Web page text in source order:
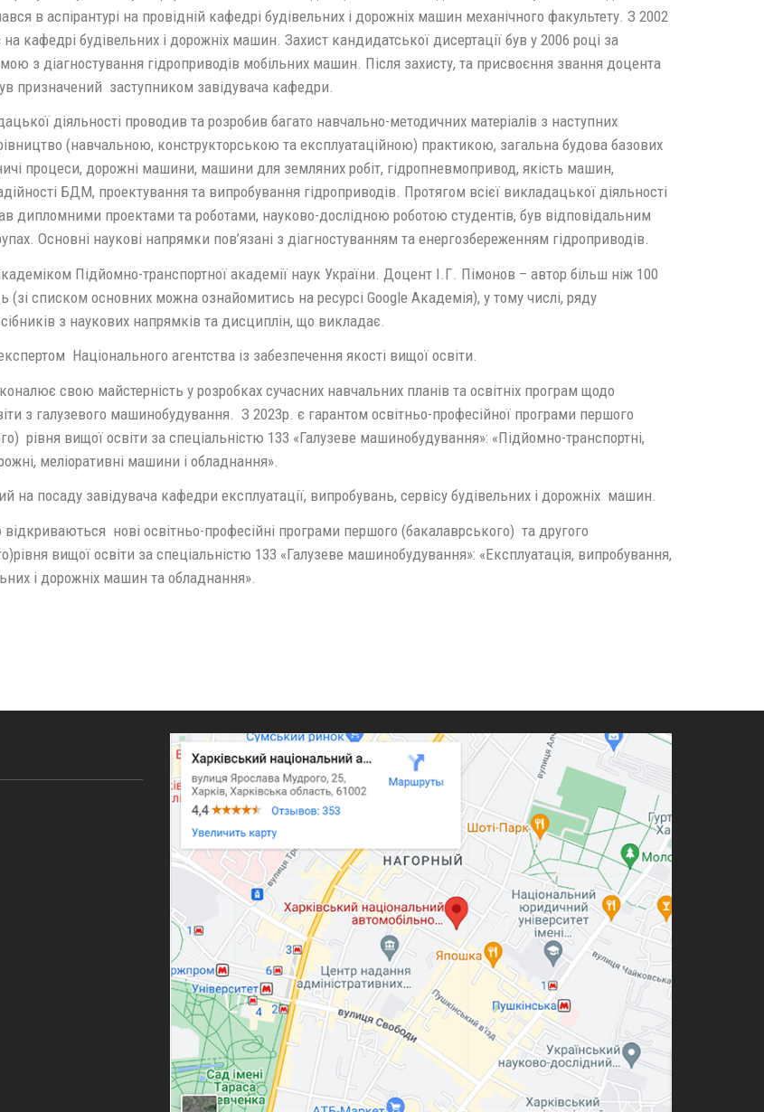
в аспірантурі на провідній кафедрі будівельних і дорожніх машин механічного факультету. З 2002
кафедрі будівельних і дорожніх машин. Захист кандидатської дисертації був у 2006 році за
з діагностування гідроприводів мобільних машин. Після захисту, та присвоєння звання доцента
призначений заступником завідувача кафедри.
діяльності проводив та розробив багато навчально-методичних матеріалів з наступних
(навчальною, конструкторською та експлуатаційною) практикою, загальна будова базових
процеси, дорожні машини, машини для земляних робіт, гідропневмопривод, якість машин,
БДМ, проектування та випробування гідроприводів. Протягом всієї викладацької діяльності
дипломними проектами та роботами, науково-дослідною роботою студентів, був відповідальним
Основні наукові напрямки пов’язані з діагностуванням та енергозбереженням гідроприводів.
Підйомно-транспортної академії наук України. Доцент І.Г. Пімонов – автор більш ніж 100
(зі списком основних можна ознайомитись на ресурсі Google Академія), у тому числі, ряду
з наукових напрямків та дисциплін, що викладає.
Національного агентства із забезпечення якості вищої освіти.
свою майстерність у розробках сучасних навчальних планів та освітніх програм щодо
з галузевого машинобудування. З 2023р. є гарантом освітньо-професійної програми першого
рівня вищої освіти за спеціальністю 133 «Галузеве машинобудування»: «Підйомно-транспортні,
меліоративні машини і обладнання».
на посаду завідувача кафедри експлуатації, випробувань, сервісу будівельних і дорожніх машин.
відкриваються нові освітньо-професійні програми першого (бакалаврського) та другого
вищої освіти за спеціальністю 133 «Галузеве машинобудування»: «Експлуатація, випробування,
і дорожніх машин та обладнання».